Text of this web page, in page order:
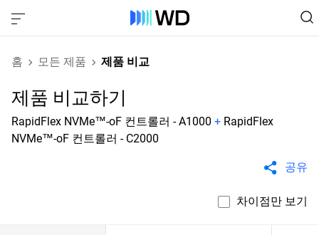
홈 모든 제품 제품 비교
제품 비교하기
RapidFlex NVMe™-oF 컨트롤러 - A1000 + RapidFlex
NVMe™-oF 컨트롤러 - C2000
공유
차이점만 보기